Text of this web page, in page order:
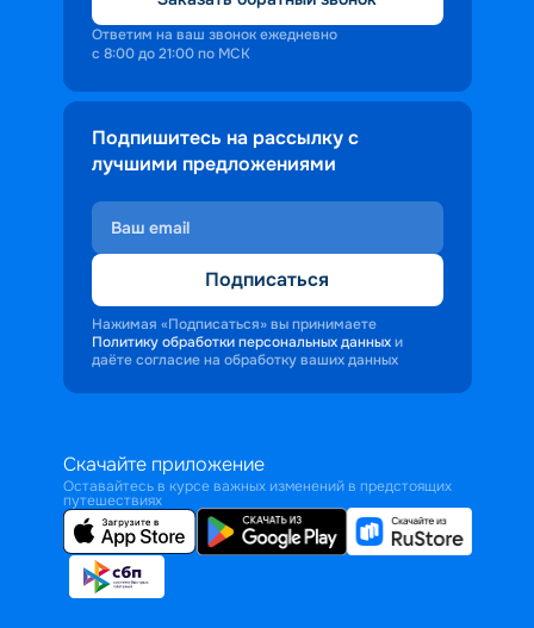
Ответим на ваш звонок ежедневно
с 8:00 до 21:00 по МСК
Подпишитесь на рассылку с
лучшими предложениями
Подписаться
Нажимая «Подписаться» вы принимаете
Политику обработки персональных данных и
даёте согласие на обработку ваших данных
Скачайте приложение
Оставайтесь в курсе важных изменений в предстоящих
путешествиях